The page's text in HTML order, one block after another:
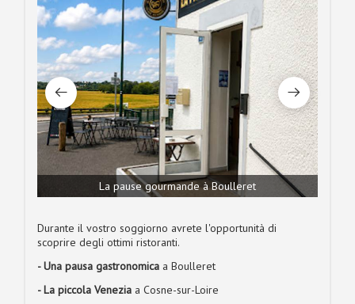
La pause gourmande à Boulleret
Durante il vostro soggiorno avrete l'opportunità di
scoprire degli ottimi ristoranti.
- Una pausa gastronomica a Boulleret
- La piccola Venezia a Cosne-sur-Loire